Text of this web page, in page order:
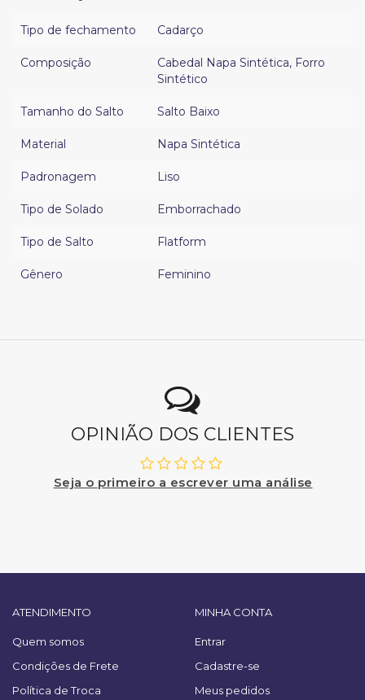
Tipo de fechamento Cadarço
Composição Cabedal Napa Sintética, Forro
Sintético
Tamanho do Salto Salto Baixo
Material Napa Sintética
Padronagem Liso
Tipo de Solado Emborrachado
Tipo de Salto Flatform
Gênero Feminino
OPINIÃO DOS CLIENTES
Seja o primeiro a escrever uma análise
ATENDIMENTO
Quem somos
Condições de Frete
Política de Troca
MINHA CONTA
Entrar
Cadastre-se
Meus pedidos